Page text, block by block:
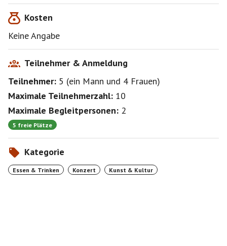
Kosten
Keine Angabe
Teilnehmer & Anmeldung
Teilnehmer: 5 (ein Mann und 4 Frauen)
Maximale Teilnehmerzahl: 10
Maximale Begleitpersonen: 2
5 freie Plätze
Kategorie
Essen & Trinken Konzert Kunst & Kultur